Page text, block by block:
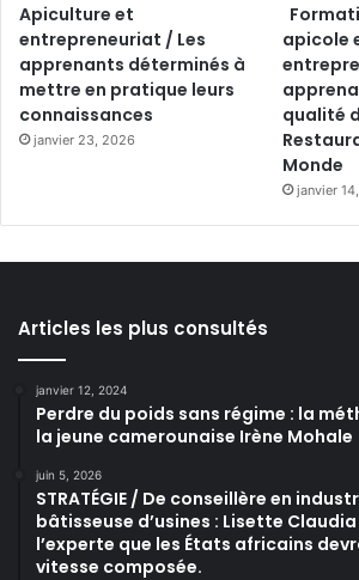
Apiculture et
entrepreneuriat / Les
apprenants déterminés à
mettre en pratique leurs
connaissances
janvier 23, 2026
apicole
qualité
Monde
janvier
Articles les plus consultés
janvier 12, 2024
Perdre du poids sans régime : la
la jeune camerounaise Irène Mohale
juin 5, 2026
STRATÉGIE / De conseillère en
bâtisseuse d’usines : Lisette Claudia
l’experte que les États africains
vitesse composée.